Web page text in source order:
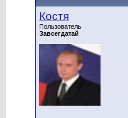
Костя
Пользователь
Завсегдатай